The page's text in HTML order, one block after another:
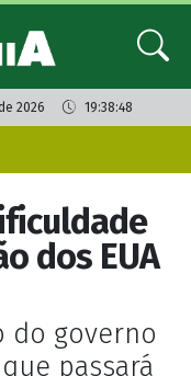
2026 19:38:48
dos EUA
do governo
passará